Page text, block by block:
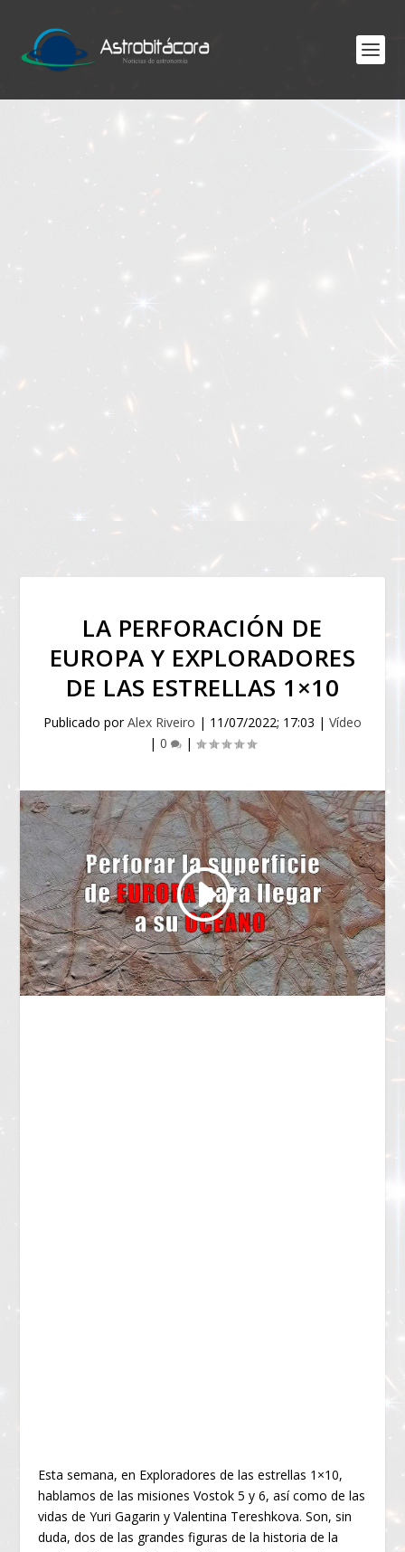
LA PERFORACIÓN DE
EUROPA Y EXPLORADORES
DE LAS ESTRELLAS 1×10
Publicado porAlex Riveiro | 11/07/2022; 17:03 | Vídeo
| 0 |
Esta semana, en Exploradores de las estrellas 1×10,
hablamos de las misiones Vostok 5 y 6, así como de las
vidas de Yuri Gagarin y Valentina Tereshkova. Son, sin
duda, dos de las grandes figuras de la historia de la